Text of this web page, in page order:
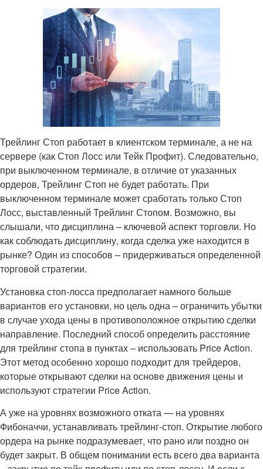
Трейлинг Стоп работает в клиентском терминале, а не на
сервере (как Стоп Лосс или Тейк Профит). Следовательно,
при выключенном терминале, в отличие от указанных
ордеров, Трейлинг Стоп не будет работать. При
выключенном терминале может сработать только Стоп
Лосс, выставленный Трейлинг Стопом. Возможно, вы
слышали, что дисциплина – ключевой аспект торговли. Но
как соблюдать дисциплину, когда сделка уже находится в
рынке? Один из способов – придерживаться определенной
торговой стратегии.
Установка стоп-лосса предполагает намного больше
вариантов его установки, но цель одна – ограничить убытки
в случае ухода цены в противоположное открытию сделки
направление. Последний способ определить расстояние
для трейлинг стопа в пунктах – использовать Price Action.
Этот метод особенно хорошо подходит для трейдеров,
которые открывают сделки на основе движения цены и
используют стратегии Price Action.
А уже на уровнях возможного отката — на уровнях
Фибоначчи, устанавливать трейлинг-стоп. Открытие любого
ордера на рынке подразумевает, что рано или поздно он
будет закрыт. В общем понимании есть всего два варианта